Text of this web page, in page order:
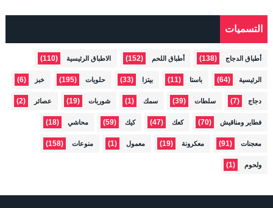
التسميات
أطباق الدجاج (138) أطباق اللحم (152) الاطباق الرئيسية (110)
الرئيسية (64) باستا (11) بيتزا (33) حلويات (195) خبز (6)
دجاج (7) سلطات (39) سمك (1) شوربات (19) عصائر (2)
فطاير ومناقيش (70) كعك (47) كيك (59) محاشي (18)
معجنات (91) معكرونة (19) معمول (1) منوعات (158)
ولحوم (1)